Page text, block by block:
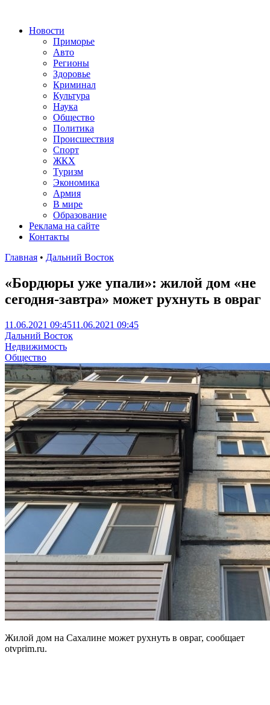
Новости
Приморье
Авто
Регионы
Здоровье
Криминал
Культура
Наука
Общество
Политика
Происшествия
Спорт
ЖКХ
Туризм
Экономика
Армия
В мире
Образование
Реклама на сайте
Контакты
Главная • Дальний Восток
«Бордюры уже упали»: жилой дом «не
сегодня-завтра» может рухнуть в овраг
11.06.2021 09:4511.06.2021 09:45
Дальний Восток
Недвижимость
Общество
Жилой дом на Сахалине может рухнуть в овраг, сообщает
otvprim.ru.